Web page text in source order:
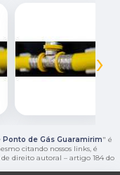
›
Ponto de Gás Guaramirim" é
citando nossos links, é
direito autoral – artigo 184 do